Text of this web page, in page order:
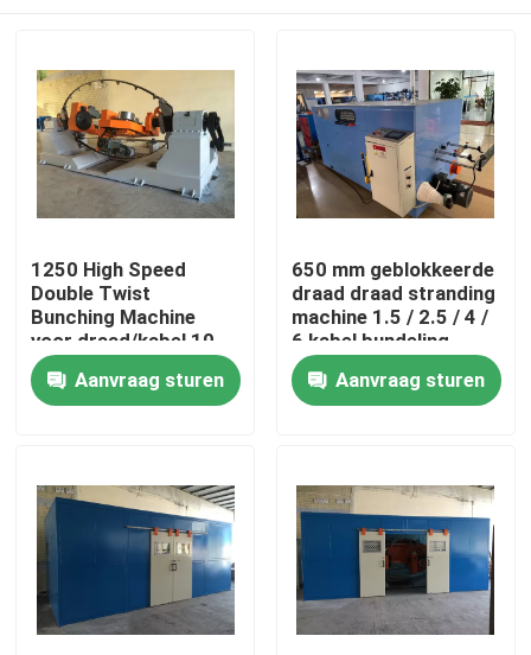
Producten
1250 High Speed
Double Twist
Bunching Machine
voor draad/kabel 10
16 25 4*2.5
Aanvraag sturen
650 mm geblokkeerde
draad draad stranding
machine 1.5 / 2.5 / 4 /
6 kabel bundeling
machine
Aanvraag sturen